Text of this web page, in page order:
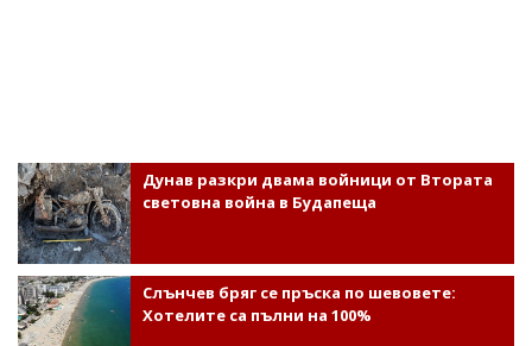
Дунав разкри двама войници от Втората
световна война в Будапеща
Слънчев бряг се пръска по шевовете:
Хотелите са пълни на 100%